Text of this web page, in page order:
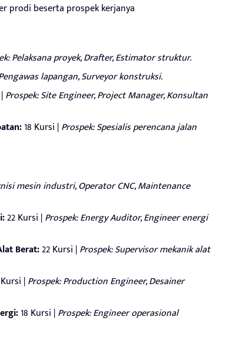
prodi beserta prospek kerjanya
Pelaksana proyek, Drafter, Estimator struktur.
lapangan, Surveyor konstruksi.
Prospek: Site Engineer, Project Manager, Konsultan
18 Kursi |Prospek: Spesialis perencana jalan
mesin industri, Operator CNC, Maintenance
22 Kursi |Prospek: Energy Auditor, Engineer energi
Berat:22 Kursi |Prospek: Supervisor mekanik alat
|Prospek: Production Engineer, Desainer
18 Kursi |Prospek: Engineer operasional